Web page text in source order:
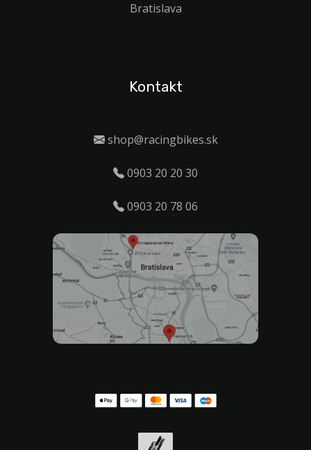
Bratislava
Kontakt
shop@racingbikes.sk
0903 20 20 30
0903 20 78 06